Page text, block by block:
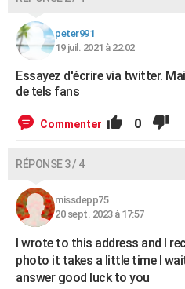
peter991
19 juil. 2021 à 22:02
Essayez d'écrire via twitter.
de tels fans
Commenter 0
RÉPONSE 3 / 4
missdepp75
20 sept. 2023 à 17:57
I wrote to this address and I
photo it takes a little time I
answer good luck to you